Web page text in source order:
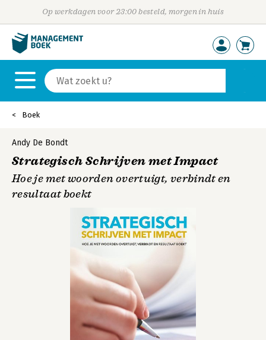
Op werkdagen voor 23:00 besteld, morgen in huis
Boek
Andy De Bondt
Strategisch Schrijven met Impact
Hoe je met woorden overtuigt, verbindt en
resultaat boekt